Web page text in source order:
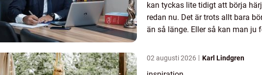
kan tyckas lite tidigt att börja
redan nu. Det är trots allt bara
än så länge. Eller så kan man ju
...
02 augusti 2026 Karl Lindgren